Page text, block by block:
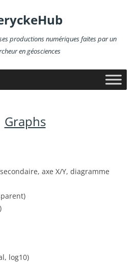
productions numériques faites par un
en géosciences
Graphs
axe X/Y, diagramme
log10)